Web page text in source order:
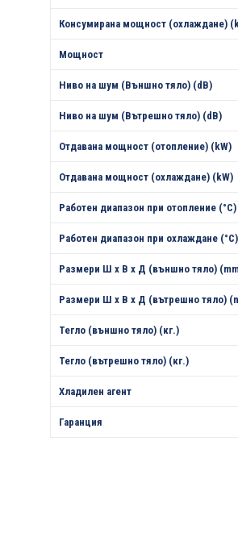
Консумирана мощност (охлаждане)
Мощност
Ниво на шум (Външно тяло) (dB)
Ниво на шум (Вътрешно тяло) (dB)
Отдавана мощност (отопление) (kW)
Отдавана мощност (охлаждане) (kW)
Работен диапазон при отопление (°С)
Работен диапазон при охлаждане (°С)
Размери Ш х В х Д (външно тяло)
Размери Ш х В х Д (вътрешно тяло)
Тегло (външно тяло) (кг.)
Тегло (вътрешно тяло) (кг.)
Хладилен агент
Гаранция